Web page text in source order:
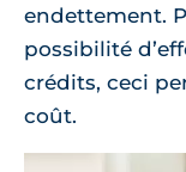
endettement.
possibilité
crédits, ceci
coût.